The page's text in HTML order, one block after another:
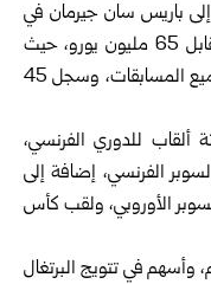
البالغ من العمر 25 عاماً، إلى باريس سان جيرمان في
صيف 2023 قادماً من بنفيكا البرتغالي مقابل 65 مليون يورو، حيث
خاض على مدار 3 مواسم 131 مباراة في جميع المسابقات، وسجل 45
ألقاب للدوري الفرنسي،
الفرنسي، إضافة إلى
الأوروبي، ولقب كأس
في تتويج البرتغال